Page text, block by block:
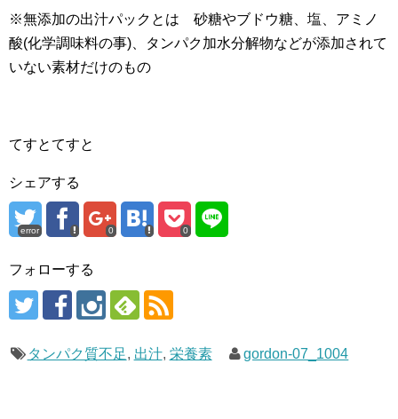
※無添加の出汁パックとは 砂糖やブドウ糖、塩、アミノ
酸(化学調味料の事)、タンパク加水分解物などが添加されて
いない素材だけのもの
てすとてすと
シェアする
error 0 0
フォローする
タンパク質不足, 出汁, 栄養素 gordon-07_1004